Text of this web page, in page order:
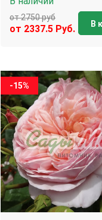
от 2750 руб
от 2337.5 Руб. В
-15%